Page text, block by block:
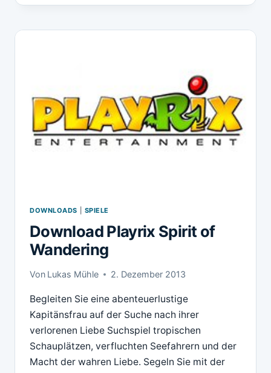
FISHDOM
SPLASH(TM)
DOWNLOADS SPIELE
Download Playrix Spirit of
Wandering
Von Lukas Mühle 2. Dezember 2013
Begleiten Sie eine abenteuerlustige
Kapitänsfrau auf der Suche nach ihrer
verlorenen Liebe Suchspiel tropischen
Schauplätzen, verfluchten Seefahrern und der
Macht der wahren Liebe. Segeln Sie mit der